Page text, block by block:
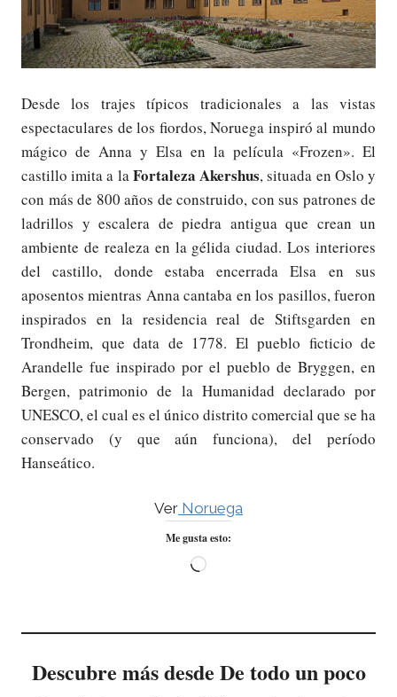
Desde los trajes típicos tradicionales a las vistas
espectaculares de los fiordos, Noruega inspiró al mundo
mágico de Anna y Elsa en la película «Frozen». El
castillo imita a la Fortaleza Akershus, situada en Oslo y
con más de 800 años de construido, con sus patrones de
ladrillos y escalera de piedra antigua que crean un
ambiente de realeza en la gélida ciudad. Los interiores
del castillo, donde estaba encerrada Elsa en sus
aposentos mientras Anna cantaba en los pasillos, fueron
inspirados en la residencia real de Stiftsgarden en
Trondheim, que data de 1778. El pueblo ficticio de
Arandelle fue inspirado por el pueblo de Bryggen, en
Bergen, patrimonio de la Humanidad declarado por
UNESCO, el cual es el único distrito comercial que se ha
conservado (y que aún funciona), del período
Hanseático.
Ver Noruega
Me gusta esto:
Cargando...
Descubre más desde De todo un poco